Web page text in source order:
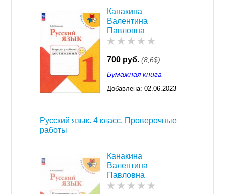
Канакина
Валентина
Павловна
700 руб. (8,6$)
Бумажная книга
Добавлена: 02.06.2023
Русский язык. 4 класс. Проверочные
работы
Канакина
Валентина
Павловна